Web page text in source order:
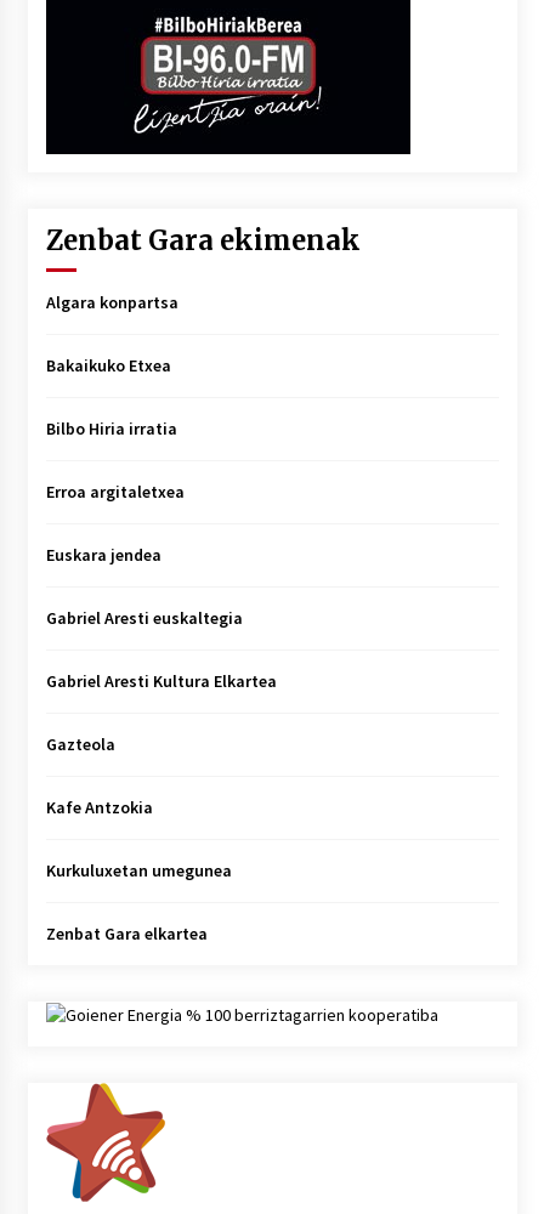
Zenbat Gara ekimenak
Algara konpartsa
Bakaikuko Etxea
Bilbo Hiria irratia
Erroa argitaletxea
Euskara jendea
Gabriel Aresti euskaltegia
Gabriel Aresti Kultura Elkartea
Gazteola
Kafe Antzokia
Kurkuluxetan umegunea
Zenbat Gara elkartea